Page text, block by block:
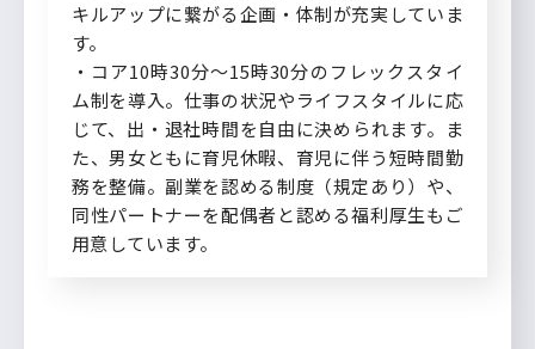
キルアップに繋がる企画・体制が充実していま
す。
・コア10時30分～15時30分のフレックスタイ
ム制を導入。仕事の状況やライフスタイルに応
じて、出・退社時間を自由に決められます。ま
た、男女ともに育児休暇、育児に伴う短時間勤
務を整備。副業を認める制度（規定あり）や、
同性パートナーを配偶者と認める福利厚生もご
用意しています。